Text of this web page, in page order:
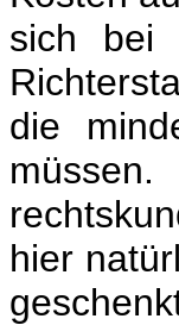
sich bei
die
hier